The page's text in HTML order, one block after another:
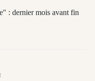
: dernier mois avant fin